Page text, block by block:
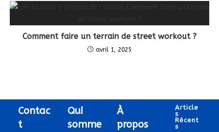
Comment faire un terrain de street workout ?
avril 1, 2025
Contac
t
Qui
somme
À
propos
Article
S
Récent
S